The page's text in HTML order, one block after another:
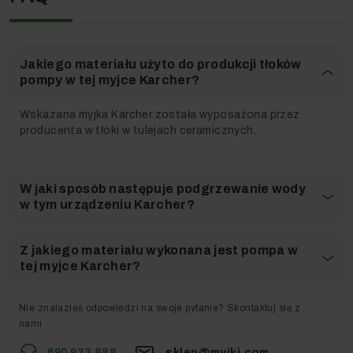
400%
Nowoczesny ceramiczny zawór
która jest ponad 5x wyższa w
porównaniu do pistoletów
konkurencyjnych*.
*tylko w wersji EASY!Force Advanced
EASY!Lock
Krótki opis
Jakiego materiału użyto do produkcji tłoków
pompy w tej myjce Karcher?
Wskazana myjka Karcher została wyposażona przez
producenta w tłoki w tulejach ceramicznych.
W jaki sposób następuje podgrzewanie wody
w tym urządzeniu Karcher?
Z jakiego materiału wykonana jest pompa w
tej myjce Karcher?
Nie znalazłeś odpowiedzi na swoje pytanie? Skontaktuj się z
nami